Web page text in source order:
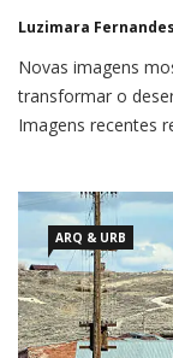
Luzimara Fernandes
Novas imagens
transformar o
Imagens recentes
o
ARQ & URB